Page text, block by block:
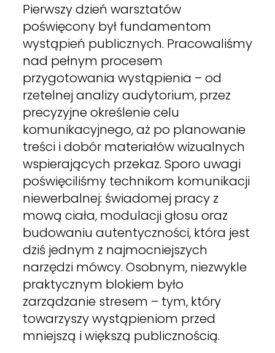
Pierwszy dzień warsztatów
poświęcony był fundamentom
wystąpień publicznych. Pracowaliśmy
nad pełnym procesem
przygotowania wystąpienia – od
rzetelnej analizy audytorium, przez
precyzyjne określenie celu
komunikacyjnego, aż po planowanie
treści i dobór materiałów wizualnych
wspierających przekaz. Sporo uwagi
poświęciliśmy technikom komunikacji
niewerbalnej: świadomej pracy z
mową ciała, modulacji głosu oraz
budowaniu autentyczności, która jest
dziś jednym z najmocniejszych
narzędzi mówcy. Osobnym, niezwykle
praktycznym blokiem było
zarządzanie stresem – tym, który
towarzyszy wystąpieniom przed
mniejszą i większą publicznością.